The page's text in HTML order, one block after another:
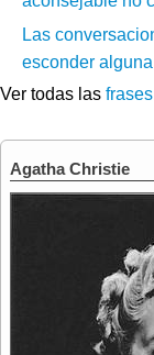
Las
esconder
Ver todas las
Agatha Christie